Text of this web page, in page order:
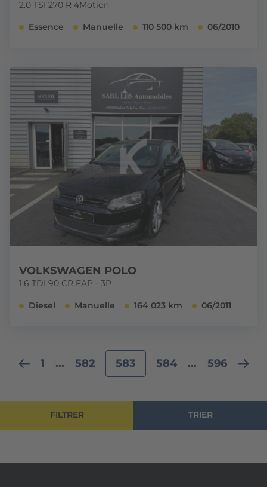
FILTRER TRIER
2.0 TSI 270 R 4Motion
Essence Manuelle 110 500 km 06/2010
VOLKSWAGEN POLO
1.6 TDI 90 CR FAP - 3P
Diesel Manuelle 164 023 km 06/2011
1 ... 582 583 584 ... 596